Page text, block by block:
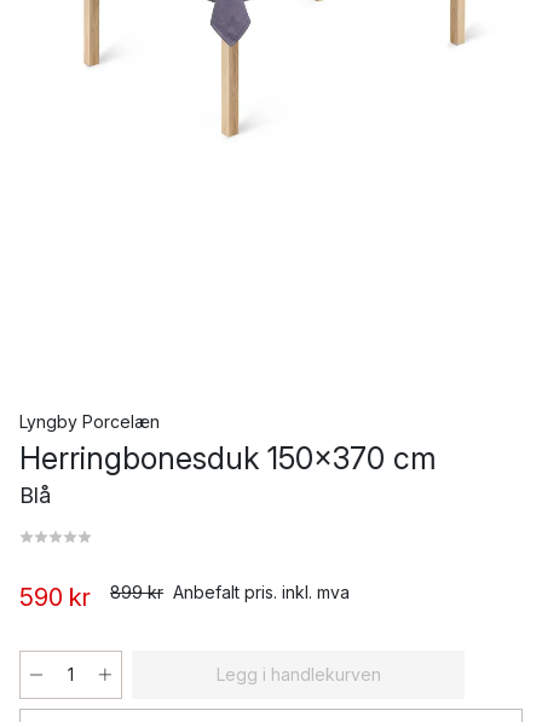
Lyngby Porcelæn
Herringbonesduk 150x370 cm
Blå
590 kr 899 kr Anbefalt pris. inkl. mva
Legg i handlekurven